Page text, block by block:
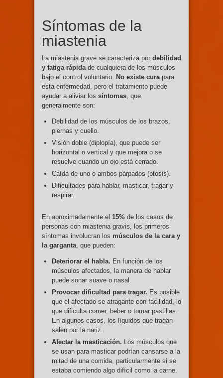
Síntomas de la
miastenia
La miastenia grave se caracteriza por debilidad
y fatiga rápida de cualquiera de los músculos
bajo el control voluntario.
No existe cura para
esta enfermedad, pero el tratamiento puede
ayudar a aliviar los síntomas , que
generalmente son:
Debilidad de los músculos de los brazos,
piernas y cuello.
Visión doble (diplopía), que puede ser
horizontal o vertical y que mejora o se
resuelve cuando un ojo está cerrado.
Caída de uno o ambos párpados (ptosis).
Dificultades para hablar, masticar, tragar y
respirar.
En aproximadamente el 15% de los casos de
personas con miastenia gravis, los primeros
síntomas involucran los músculos de la cara y
la garganta , que pueden:
Deteriorar el habla. En función de los
músculos afectados, la manera de hablar
puede sonar suave o nasal.
Provocar dificultad para tragar. Es posible
que el afectado se atragante con facilidad, lo
que dificulta comer, beber o tomar pastillas.
En algunos casos, los líquidos que tragan
salen por la nariz.
Afectar la masticación. Los músculos que
se usan para masticar podrían cansarse a la
mitad de una comida, particularmente si se
estaba comiendo algo difícil como la carne.